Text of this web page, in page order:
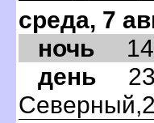
среда, 7
ночь
день